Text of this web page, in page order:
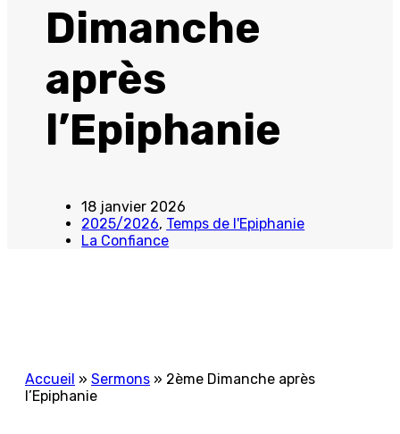
Dimanche
après
l’Epiphanie
18 janvier 2026
2025/2026, Temps de l'Epiphanie
La Confiance
Accueil » Sermons » 2ème Dimanche après
l’Epiphanie